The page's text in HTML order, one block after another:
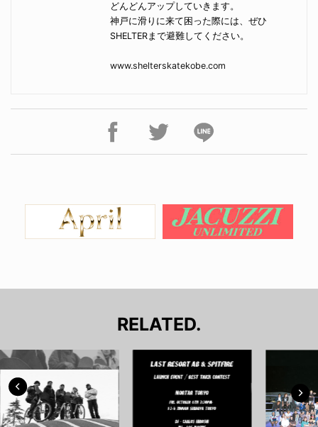
どんどんアップしていきます。
神戸に滑りに来て困った際には、ぜひ
SHELTERまで避難してください。
www.shelterskatekobe.com
RELATED.